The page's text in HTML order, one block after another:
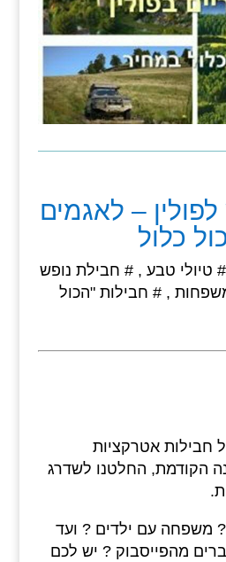
– לאגמים
כלול
טיולי טבע , # חבילת נופש
, # חבילות "הכול
חבילות אטרקציות
הקודמת, החלטנו לשדרג
משפחה עם ילדים ? ועד
מהפייסבוק ? יש לכם